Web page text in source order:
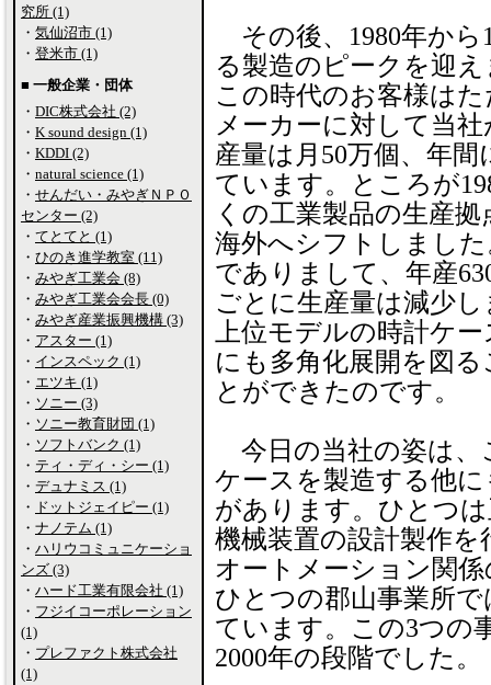
その後、1980年から
る製造のピークを迎
この時代のお客様は
メーカーに対して当
産量は月50万個、年
ています。ところが
くの工業製品の生産
海外へシフトしまし
でありまして、年産
ごとに生産量は減少
上位モデルの時計ケ
にも多角化展開を図
とができたのです。
今日の当社の姿は、
ケースを製造する他
があります。ひとつ
機械装置の設計製作
オートメーション関
ひとつの郡山事業所
ています。この3つの
2000年の段階でした。
究所 (1)
・ 気仙沼市 (1)
・ 登米市 (1)
■ 一般企業・団体
・ DIC株式会社 (2)
・ K sound design (1)
・ KDDI (2)
・ natural science (1)
・ せんだい・みやぎＮＰＯ
センター (2)
・ てとてと (1)
・ ひのき進学教室 (11)
・ みやぎ工業会 (8)
・ みやぎ工業会会長 (0)
・ みやぎ産業振興機構 (3)
・ アスター (1)
・ インスペック (1)
・ エツキ (1)
・ ソニー (3)
・ ソニー教育財団 (1)
・ ソフトバンク (1)
・ ティ・ディ・シー (1)
・ デュナミス (1)
・ ドットジェイピー (1)
・ ナノテム (1)
・ ハリウコミュニケーショ
ンズ (3)
・ ハード工業有限会社 (1)
・ フジイコーポレーション
(1)
・ プレファクト株式会社
(1)